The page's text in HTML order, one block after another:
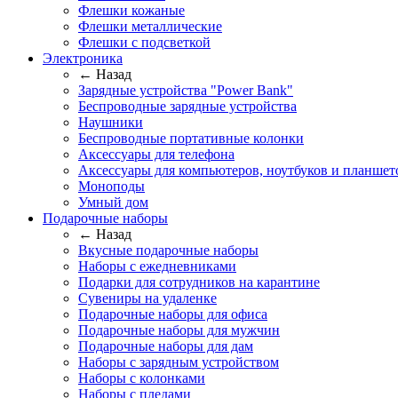
Флешки кожаные
Флешки металлические
Флешки с подсветкой
Электроника
← Назад
Зарядные устройства "Power Bank"
Беспроводные зарядные устройства
Наушники
Беспроводные портативные колонки
Аксессуары для телефона
Аксессуары для компьютеров, ноутбуков и
Моноподы
Умный дом
Подарочные наборы
← Назад
Вкусные подарочные наборы
Наборы с ежедневниками
Подарки для сотрудников на карантине
Сувениры на удаленке
Подарочные наборы для офиса
Подарочные наборы для мужчин
Подарочные наборы для дам
Наборы с зарядным устройством
Наборы с колонками
Наборы с пледами